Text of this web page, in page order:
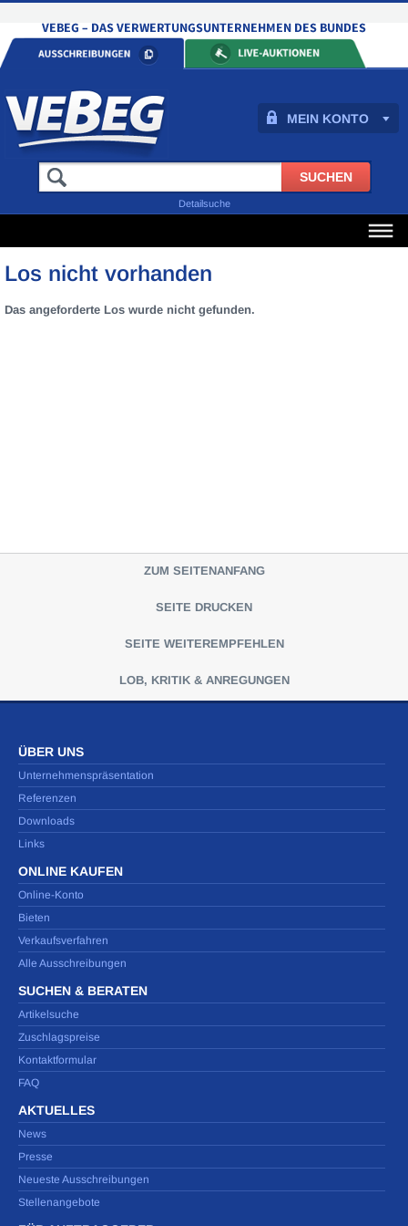
MEIN KONTO
Detailsuche
Los nicht vorhanden
Das angeforderte Los wurde nicht gefunden.
ZUM SEITENANFANG
SEITE DRUCKEN
SEITE WEITEREMPFEHLEN
LOB, KRITIK & ANREGUNGEN
ÜBER UNS
Unternehmenspräsentation
Referenzen
Downloads
Links
ONLINE KAUFEN
Online-Konto
Bieten
Verkaufsverfahren
Alle Ausschreibungen
SUCHEN & BERATEN
Artikelsuche
Zuschlagspreise
Kontaktformular
FAQ
AKTUELLES
News
Presse
Neueste Ausschreibungen
Stellenangebote